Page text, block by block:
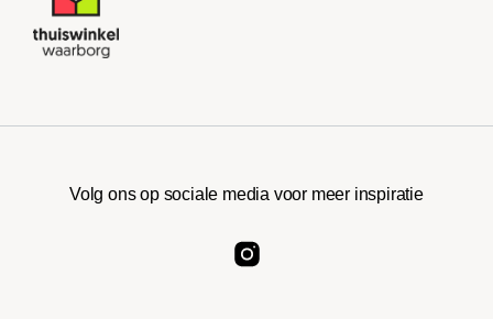
Volg ons op sociale media voor meer inspiratie